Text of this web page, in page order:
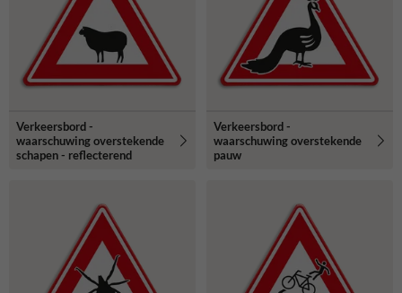
Verkeersbord -
waarschuwing overstekende
schapen - reflecterend
Verkeersbord -
waarschuwing overstekende
pauw